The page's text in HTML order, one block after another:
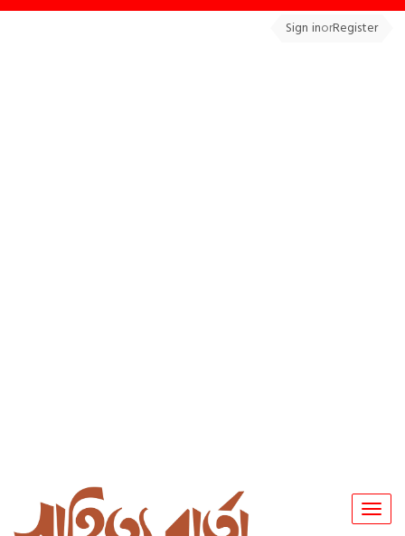
Sign inorRegister